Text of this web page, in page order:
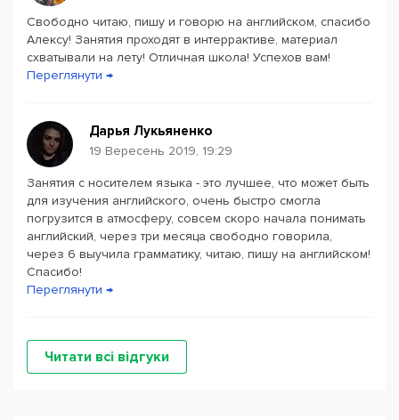
Свободно читаю, пишу и говорю на английском, спасибо
Алексу! Занятия проходят в интеррактиве, материал
схватывали на лету! Отличная школа! Успехов вам!
Переглянути →
Дарья Лукьяненко
19 Вересень 2019, 19:29
Занятия с носителем языка - это лучшее, что может быть
для изучения английского, очень быстро смогла
погрузится в атмосферу, совсем скоро начала понимать
английский, через три месяца свободно говорила,
через 6 выучила грамматику, читаю, пишу на английском!
Спасибо!
Переглянути →
Читати всі відгуки